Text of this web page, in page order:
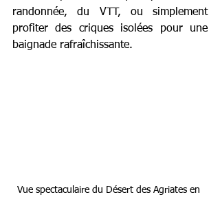
randonnée, du VTT, ou simplement
profiter des criques isolées pour une
baignade rafraîchissante.
Vue spectaculaire du Désert des Agriates en